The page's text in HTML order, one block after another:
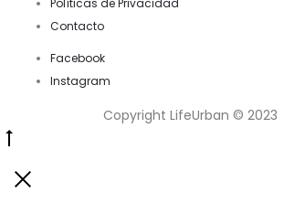
Políticas de Privacidad
Contacto
Facebook
Instagram
Copyright LifeUrban © 2023
to